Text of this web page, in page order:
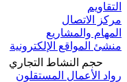
التقاويم
مركز الاتصال
المهام والمشاريع
منشئ المواقع الإلكترونية
حجم النشاط التجاري
رواد الأعمال المستقلون